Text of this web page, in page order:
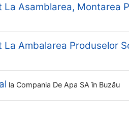
Asamblarea, Montarea
Ambalarea Produselor
la Compania De Apa SA în Buzău